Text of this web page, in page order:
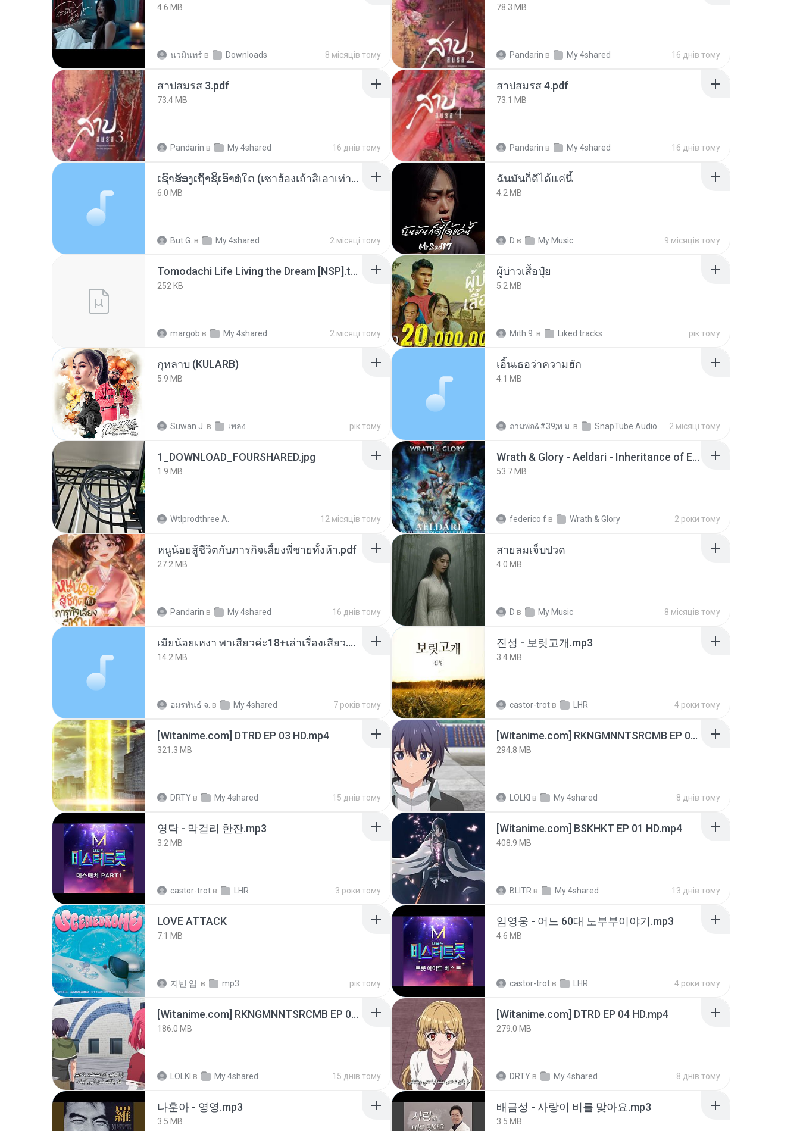
4.6 MB
นวมินทร์ в Downloads 8 місяців тому
78.3 MB
Pandarin в My 4shared 16 днів тому
สาปสมรส 3.pdf
73.4 MB
Pandarin в My 4shared 16 днів тому
สาปสมรส 4.pdf
73.1 MB
Pandarin в My 4shared 16 днів тому
ເຊົາຮ້ອງເຖົ້າຊິເອົາທໍ່ໃດ (เซาฮ้องเถ้าสิเอาเท่าใด) ບຸນເກີດ ຫນູຫ່ວງ ft. ໂສພາ ຈຸນທະລາ
6.0 MB
But G. в My 4shared 2 місяці тому
ฉันมันก็ดีได้แค่นี้
4.2 MB
D в My Music 9 місяців тому
Tomodachi Life Living the Dream [NSP].torrent
252 KB
margob в My 4shared 2 місяці тому
ผู้บ่าวเสื้อปุ๋ย
5.2 MB
Mith 9. в Liked tracks рік тому
กุหลาบ (KULARB)
5.9 MB
Suwan J. в เพลง рік тому
เอิ้นเธอว่าความฮัก
4.1 MB
ถามพ่อ&#39;พ ม. в SnapTube Audio 2 місяці тому
1_DOWNLOAD_FOURSHARED.jpg
1.9 MB
Wtlprodthree A. 12 місяців тому
Wrath & Glory - Aeldari - Inheritance of Embers.pdf
53.7 MB
federico f в Wrath & Glory 2 роки тому
หนูน้อยสู้ชีวิตกับภารกิจเลี้ยงพี่ชายทั้งห้า.pdf
27.2 MB
Pandarin в My 4shared 16 днів тому
สายลมเจ็บปวด
4.0 MB
D в My Music 8 місяців тому
เมียน้อยเหงา พาเสียวค่ะ18+เล่าเรื่องเสียว.mp3
14.2 MB
อมรพันธ์ จ. в My 4shared 7 років тому
진성 - 보릿고개.mp3
3.4 MB
castor-trot в LHR 4 роки тому
[Witanime.com] DTRD EP 03 HD.mp4
321.3 MB
DRTY в My 4shared 15 днів тому
[Witanime.com] RKNGMNNTSRCMB EP 06 HD.mp4
294.8 MB
LOLKI в My 4shared 8 днів тому
영탁 - 막걸리 한잔.mp3
3.2 MB
castor-trot в LHR 3 роки тому
[Witanime.com] BSKHKT EP 01 HD.mp4
408.9 MB
BLITR в My 4shared 13 днів тому
LOVE ATTACK
7.1 MB
지빈 임. в mp3 рік тому
임영웅 - 어느 60대 노부부이야기.mp3
4.6 MB
castor-trot в LHR 4 роки тому
[Witanime.com] RKNGMNNTSRCMB EP 05 HD.mp4
186.0 MB
LOLKI в My 4shared 15 днів тому
[Witanime.com] DTRD EP 04 HD.mp4
279.0 MB
DRTY в My 4shared 8 днів тому
나훈아 - 영영.mp3
3.5 MB
배금성 - 사랑이 비를 맞아요.mp3
3.5 MB